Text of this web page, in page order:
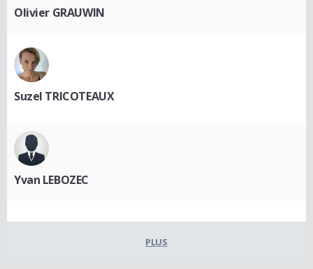
Olivier GRAUWIN
Suzel TRICOTEAUX
Yvan LEBOZEC
PLUS